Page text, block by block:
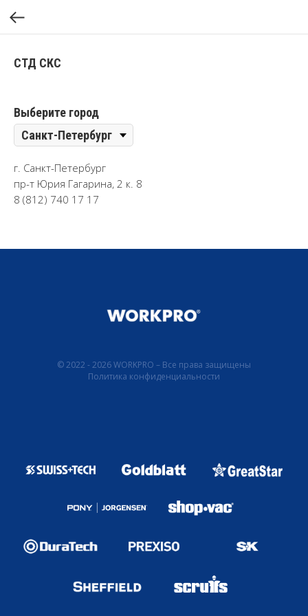
СТД СКС
Выберите город
г. Санкт-Петербург
пр-т Юрия Гагарина, 2 к. 8
8 (812) 740 17 17
© 2022 - 2026 WORKPRO – Все права защищены
Политика конфиденциальности